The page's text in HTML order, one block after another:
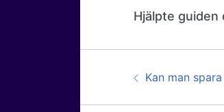
Hjälpte guiden
Föregående:
Kan man